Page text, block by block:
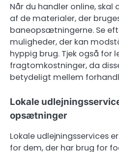
Når du handler online, skal
af de materialer, der
baneopsætningerne. Se
muligheder, der kan
hyppig brug. Tjek også for
fragtomkostninger, da
betydeligt mellem
Lokale
opsætninger
Lokale udlejningsservices
for dem, der har brug for